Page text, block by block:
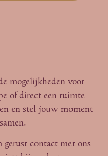
mogelijkheden voor
of direct een ruimte
en stel jouw moment
gerust contact met ons